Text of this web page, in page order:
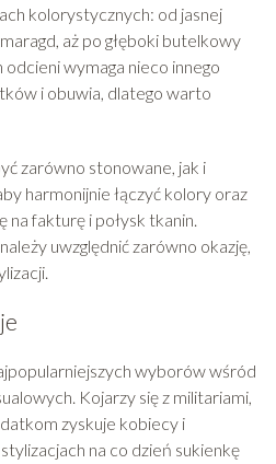
kolorystycznych: od jasnej
aż po głęboki butelkowy
wymaga nieco innego
i obuwia, dlatego warto
zarówno stonowane, jak i
harmonijnie łączyć kolory oraz
na fakturę i połysk tkanin.
uwzględnić zarówno okazję,
wyborów wśród
Kojarzy się z militariami,
zyskuje kobiecy i
na co dzień sukienkę